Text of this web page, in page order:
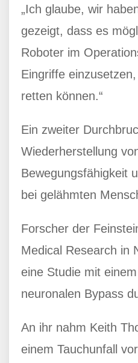
„Ich glaube, wir
gezeigt, dass es
Roboter im
Eingriffe
retten können.“
Ein zweiter
Wiederherstellung
Bewegungsfähigkeit
bei gelähmten
Forscher der
Medical Research in
eine Studie mit
neuronalen Bypass
An ihr nahm Keith
einem Tauchunfall